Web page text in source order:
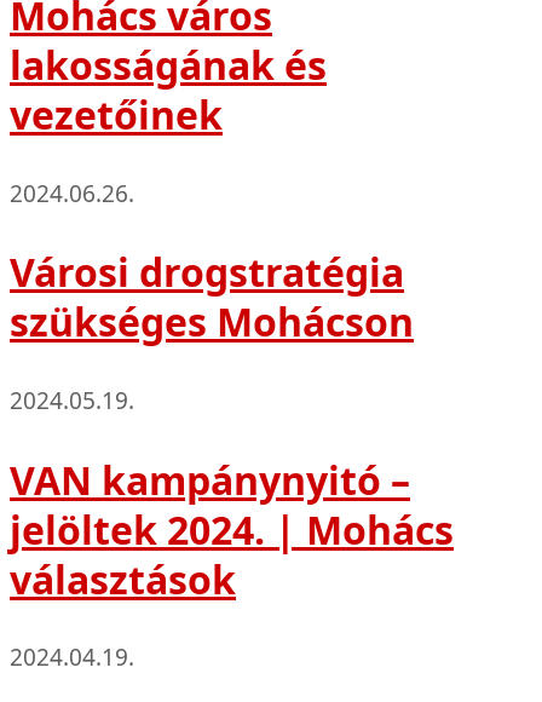
Mohács város
lakosságának és
vezetőinek
2024.06.26.
Városi drogstratégia
szükséges Mohácson
2024.05.19.
VAN kampánynyitó –
jelöltek 2024. | Mohács
választások
2024.04.19.